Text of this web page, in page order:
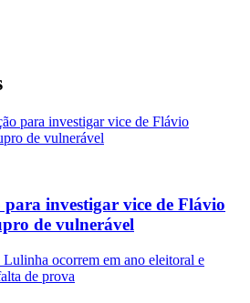
para investigar vice de Flávio
de vulnerável